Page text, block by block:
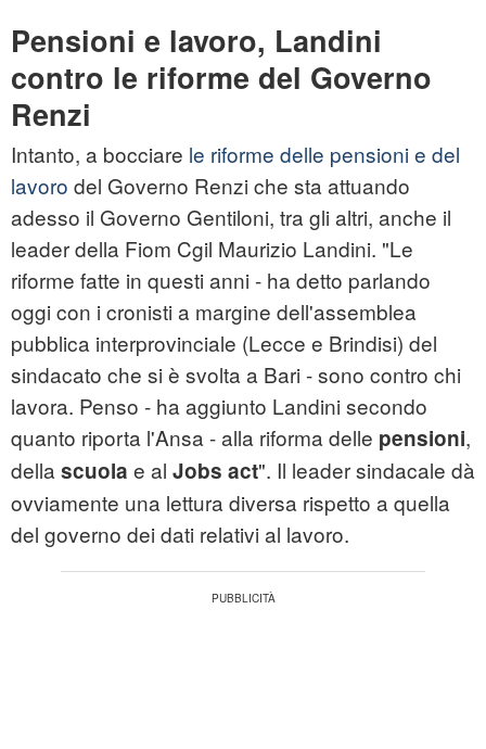
Pensioni e lavoro, Landini
contro le riforme del Governo
Renzi
Intanto, a bocciare le riforme delle pensioni e del
lavoro del Governo Renzi che sta attuando
adesso il Governo Gentiloni, tra gli altri, anche il
leader della Fiom Cgil Maurizio Landini. "Le
riforme fatte in questi anni - ha detto parlando
oggi con i cronisti a margine dell'assemblea
pubblica interprovinciale (Lecce e Brindisi) del
sindacato che si è svolta a Bari - sono contro chi
lavora. Penso - ha aggiunto Landini secondo
quanto riporta l'Ansa - alla riforma delle pensioni,
della scuola e al Jobs act". Il leader sindacale dà
ovviamente una lettura diversa rispetto a quella
del governo dei dati relativi al lavoro.